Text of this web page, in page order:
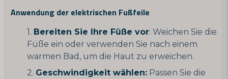
Anwendung der elektrischen Fußfeile
Bereiten Sie Ihre Füße vor: Weichen Sie die
Füße ein oder verwenden Sie nach einem
warmen Bad, um die Haut zu erweichen.
Geschwindigkeit wählen: Passen Sie die